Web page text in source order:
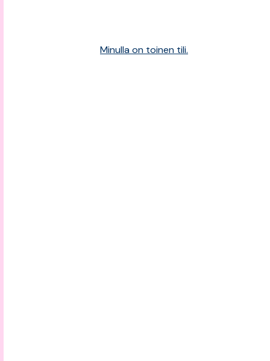
Minulla on toinen tili.